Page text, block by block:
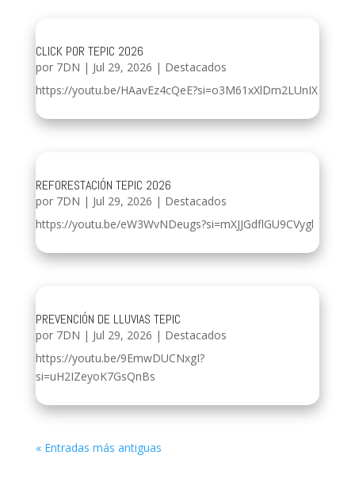
CLICK POR TEPIC 2026
por 7DN | Jul 29, 2026 | Destacados
https://youtu.be/HAavEz4cQeE?si=o3M61xXlDm2LUnIX
REFORESTACIÓN TEPIC 2026
por 7DN | Jul 29, 2026 | Destacados
https://youtu.be/eW3WvNDeugs?si=mXJJGdflGU9CVygl
PREVENCIÓN DE LLUVIAS TEPIC
por 7DN | Jul 29, 2026 | Destacados
https://youtu.be/9EmwDUCNxgI?
si=uH2IZeyoK7GsQnBs
« Entradas más antiguas